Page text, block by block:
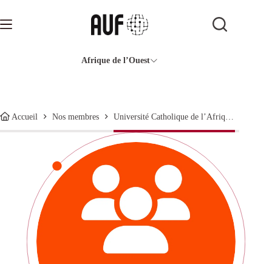
contenu
Afrique de l’Ouest
Accueil Nos membres